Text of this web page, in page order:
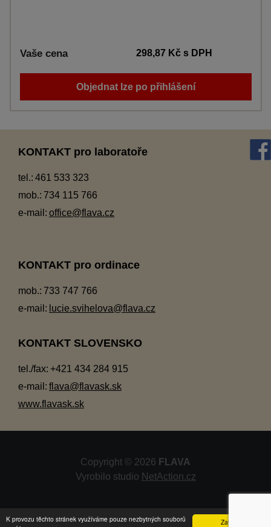
Zavřít
K provozu těchto stránek využíváme pouze nezbytných souborů
Vaše cena 298,87 Kčs DPH
Objednat lze po přihlášení
KONTAKT pro laboratoře
tel.: 461 533 323
mob.: 734 115 766
e-mail: office@flava.cz
KONTAKT pro ordinace
mob.: 733 747 766
e-mail: lucie.svihelova@flava.cz
KONTAKT SLOVENSKO
tel./fax: +421 434 284 915
e-mail: flava@flavask.sk
www.flavask.sk
Copyright © 2026 FLAVA
Vyrobilo studio NetAction.cz